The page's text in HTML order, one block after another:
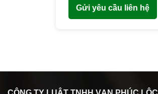
Gửi yêu cầu liên hệ